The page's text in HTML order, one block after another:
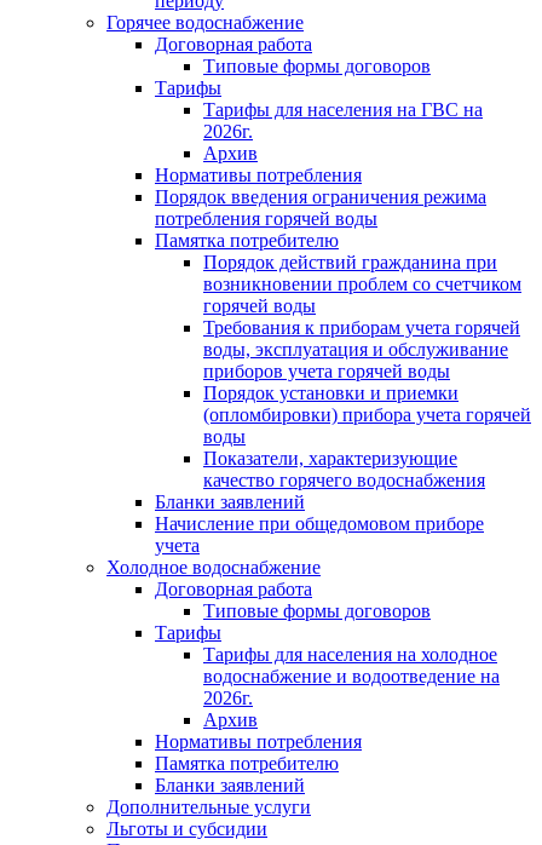
Горячее водоснабжение
Договорная работа
Типовые формы договоров
Тарифы
Тарифы для населения на ГВС на
2026г.
Архив
Нормативы потребления
Порядок введения ограничения режима
потребления горячей воды
Памятка потребителю
Порядок действий гражданина при
возникновении проблем со счетчиком
горячей воды
Требования к приборам учета горячей
воды, эксплуатация и обслуживание
приборов учета горячей воды
Порядок установки и приемки
(опломбировки) прибора учета горячей
воды
Показатели, характеризующие
качество горячего водоснабжения
Бланки заявлений
Начисление при общедомовом приборе
учета
Холодное водоснабжение
Договорная работа
Типовые формы договоров
Тарифы
Тарифы для населения на холодное
водоснабжение и водоотведение на
2026г.
Архив
Нормативы потребления
Памятка потребителю
Бланки заявлений
Дополнительные услуги
Льготы и субсидии